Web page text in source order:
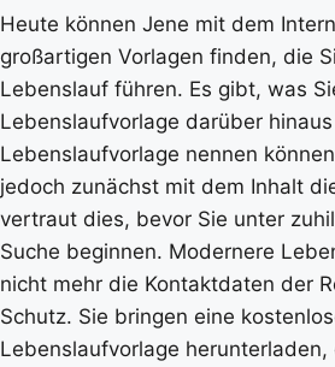
Heute können Jene mit dem
großartigen Vorlagen finden, die
Lebenslauf führen. Es gibt, was
Lebenslaufvorlage darüber
Lebenslaufvorlage nennen
jedoch zunächst mit dem Inhalt
vertraut dies, bevor Sie unter
Suche beginnen. Modernere
nicht mehr die Kontaktdaten der
Schutz. Sie bringen eine
Lebenslaufvorlage herunterladen,